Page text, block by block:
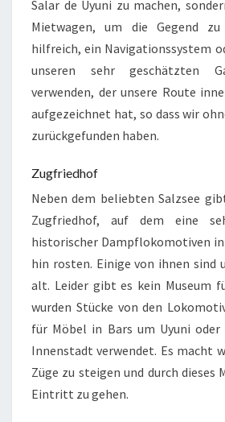
Salar de Uyuni zu machen,
Mietwagen, um die Gegend
hilfreich, ein Navigationssystem
unseren sehr geschätzten
verwenden, der unsere Route
aufgezeichnet hat, so dass wir
zurückgefunden haben.
Zugfriedhof
Neben dem beliebten Salzsee
Zugfriedhof, auf dem eine
historischer Dampflokomotiven in
hin rosten. Einige von ihnen sind
alt. Leider gibt es kein Museum
wurden Stücke von den
für Möbel in Bars um Uyuni
Innenstadt verwendet. Es macht
Züge zu steigen und durch dieses
Eintritt zu gehen.